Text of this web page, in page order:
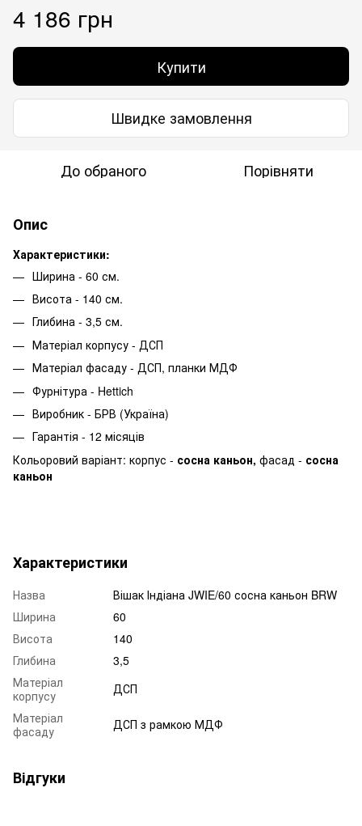
4 186 грн
Купити
Швидке замовлення
До обраного Порівняти
Опис
Характеристики:
Ширина - 60 см.
Висота - 140 см.
Глибина - 3,5 см.
Матеріал корпусу - ДСП
Матеріал фасаду - ДСП, планки МДФ
Фурнітура - Hettich
Виробник - БРВ (Україна)
Гарантія - 12 місяців
Кольоровий варіант: корпус - сосна каньон, фасад - сосна
каньон
Характеристики
Назва
Вішак Індіана JWIE/60 сосна каньон BRW
Ширина
60
Висота
140
Глибина
3,5
Матеріал
корпусу
ДСП
Матеріал
фасаду
ДСП з рамкою МДФ
Відгуки